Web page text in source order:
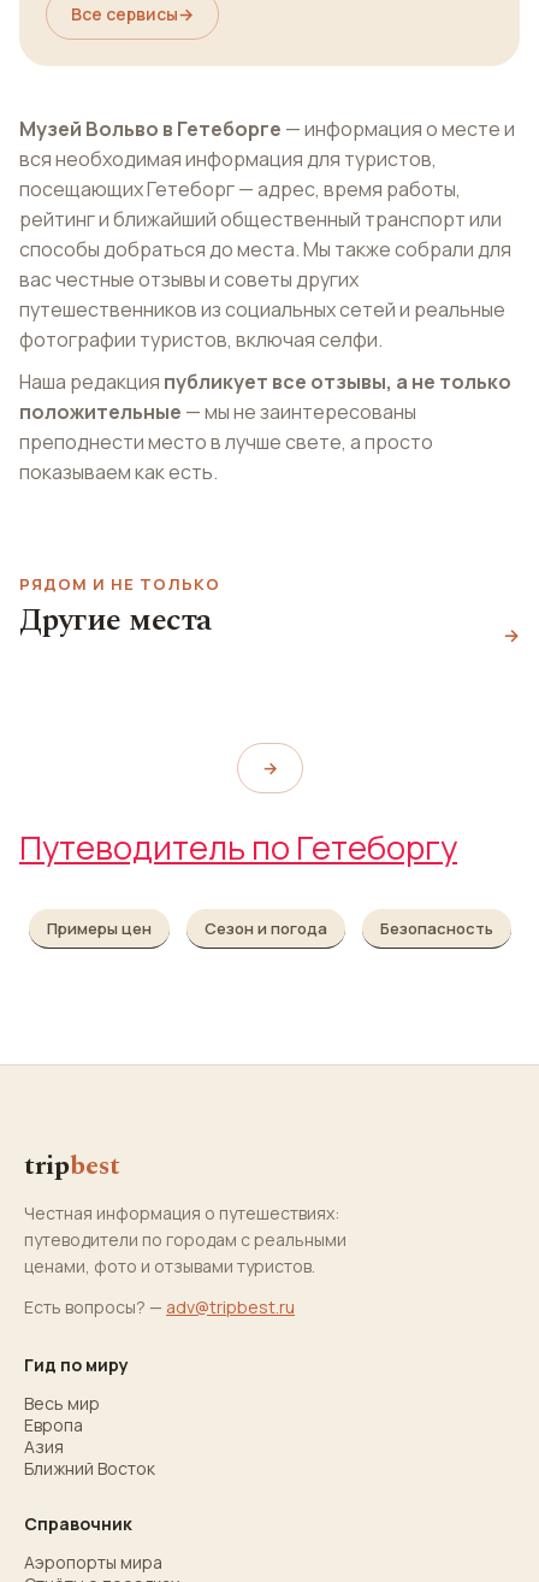
Все сервисы→
Музей Вольво в Гетеборге — информация о месте и
вся необходимая информация для туристов,
посещающих Гетеборг — адрес, время работы,
рейтинг и ближайший общественный транспорт или
способы добраться до места. Мы также собрали для
вас честные отзывы и советы других
путешественников из социальных сетей и реальные
фотографии туристов, включая селфи.
Наша редакция публикует все отзывы, а не только
положительные — мы не заинтересованы
преподнести место в лучше свете, а просто
показываем как есть.
РЯДОМ И НЕ ТОЛЬКО
Другие места →
Ботанический сад
→
Путеводитель по Гетеборгу
Примеры цен Сезон и погода Безопасность
tripbest
Честная информация о путешествиях:
путеводители по городам с реальными
ценами, фото и отзывами туристов.
Есть вопросы? — adv@tripbest.ru
Гид по миру
Весь мир
Европа
Азия
Ближний Восток
Справочник
Аэропорты мира